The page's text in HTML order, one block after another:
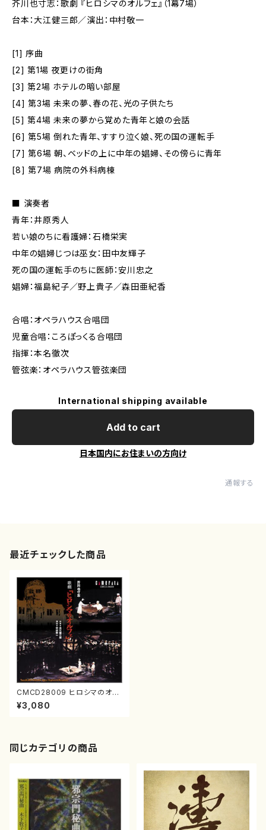
芥川也寸志：歌劇 『ヒロシマのオルフェ』（1幕7場）
台本：大江健三郎／演出：中村敬一
[1] 序曲
[2] 第1場 夜更けの街角
[3] 第2場 ホテルの暗い部屋
[4] 第3場 未来の夢、春の花、光の子供たち
[5] 第4場 未来の夢から覚めた青年と娘の会話
[6] 第5場 倒れた青年、すすり泣く娘、死の国の運転手
[7] 第6場 朝、ベッドの上に中年の娼婦、その傍らに青年
[8] 第7場 病院の外科病棟
■ 演奏者
青年：井原秀人
若い娘のちに看護婦：石橋栄実
中年の娼婦じつは巫女：田中友輝子
死の国の運転手のちに医師：安川忠之
娼婦：福島紀子／野上貴子／森田亜紀香
合唱：オペラハウス合唱団
児童合唱：ころぽっくる合唱団
指揮：本名徹次
管弦楽：オペラハウス管弦楽団
International shipping available
Add to cart
日本国内にお住まいの方向け
通報する
最近チェックした商品
CMCD28009 ヒロシマのオル
フェ(歌劇/本名徹次/CD)
¥3,080
同じカテゴリの商品